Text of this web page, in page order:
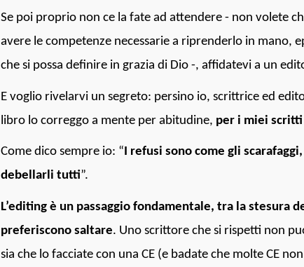
Se poi proprio non ce la fate ad attendere - non volete
avere le competenze necessarie a riprenderlo in mano,
che si possa definire in grazia di Dio -, affidatevi a un
E voglio rivelarvi un segreto: persino io, scrittrice ed
libro lo correggo a mente per abitudine, per i miei
Come dico sempre io: “I refusi sono come gli
debellarli tutti”.
L’editing è un passaggio fondamentale, tra la
preferiscono saltare. Uno scrittore che si rispetti non
sia che lo facciate con una CE (e badate che molte CE